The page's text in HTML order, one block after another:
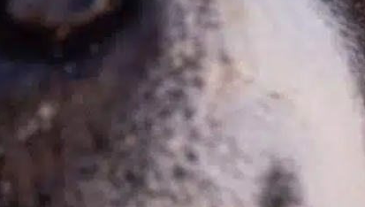
Los cachorros, con sus pequeñas
naturaleza enérgica, tienen unas
específicas para ir al baño. Reconocer
hábitos es crucial para un
eficaz y para garantizar su bienestar.
Frecuencia de micción Normalmente,
Find out more